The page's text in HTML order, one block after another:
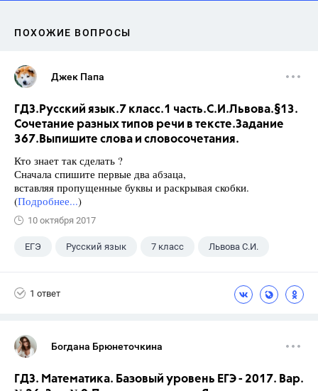
ПОХОЖИЕ ВОПРОСЫ
Джек Папа
ГДЗ.Русский язык.7 класс.1 часть.С.И.Львова.§13.
Сочетание разных типов речи в тексте.Задание
367.Выпишите слова и словосочетания.
Кто знает так сделать ?
Сначала спишите первые два абзаца,
вставляя пропущенные буквы и раскрывая скобки.
(Подробнее...)
10 октября 2017
ЕГЭ Русский язык 7 класс Львова С.И.
1 ответ
Богдана Брюнеточкина
ГДЗ. Математика. Базовый уровень ЕГЭ - 2017. Вар.